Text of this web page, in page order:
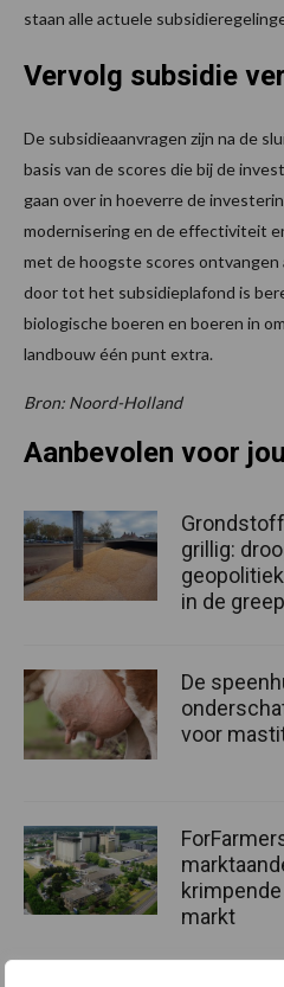
staan alle actuele
Vervolg subsidie
De subsidieaanvragen zijn na de
basis van de scores die bij de
gaan over in hoeverre de
modernisering en de effectiviteit
met de hoogste scores
door tot het subsidieplafond is
biologische boeren en boeren in
landbouw één punt extra.
Bron: Noord-Holland
Aanbevolen voor
grillig:
in de greep
De
voor
markt